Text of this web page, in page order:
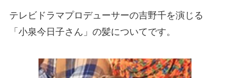
テレビドラマプロデューサーの吉野千を演じる
「小泉今日子さん」の髪についてです。